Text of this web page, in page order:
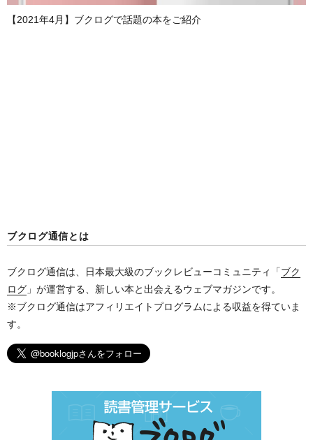
【2021年4月】ブクログで話題の本をご紹介
ブクログ通信とは
ブクログ通信は、日本最大級のブックレビューコミュニティ「ブク
ログ 」が運営する、新しい本と出会えるウェブマガジンです。
※ブクログ通信はアフィリエイトプログラムによる収益を得ていま
す。